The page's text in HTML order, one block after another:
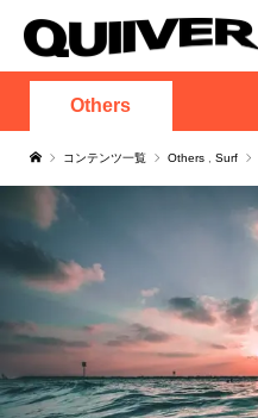
Others
コンテンツ一覧 Others Surf